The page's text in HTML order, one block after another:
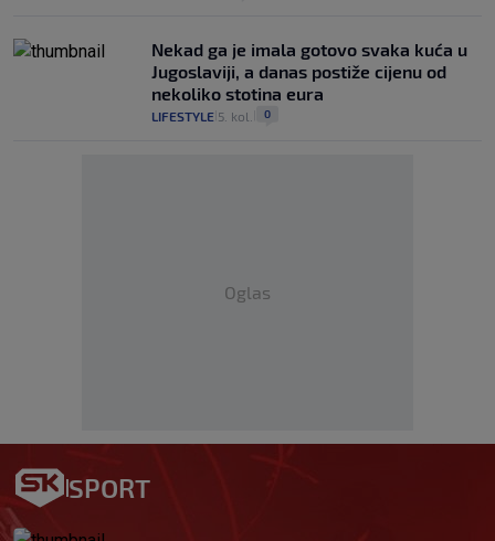
Nekad ga je imala gotovo svaka kuća u
Jugoslaviji, a danas postiže cijenu od
nekoliko stotina eura
LIFESTYLE 5. kol. 0
Oglas
SPORT